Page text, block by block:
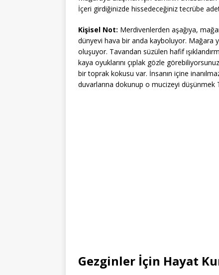
İçeri girdiğinizde hissedeceğiniz tecrübe
Kişisel Not: Merdivenlerden aşağıya,
dünyevi hava bir anda kayboluyor. Mağara
oluşuyor. Tavandan süzülen hafif
kaya oyuklarını çıplak gözle
bir toprak kokusu var. İnsanın içine
duvarlarına dokunup o mucizeyi düşünmek
Gezginler İçin Hayat